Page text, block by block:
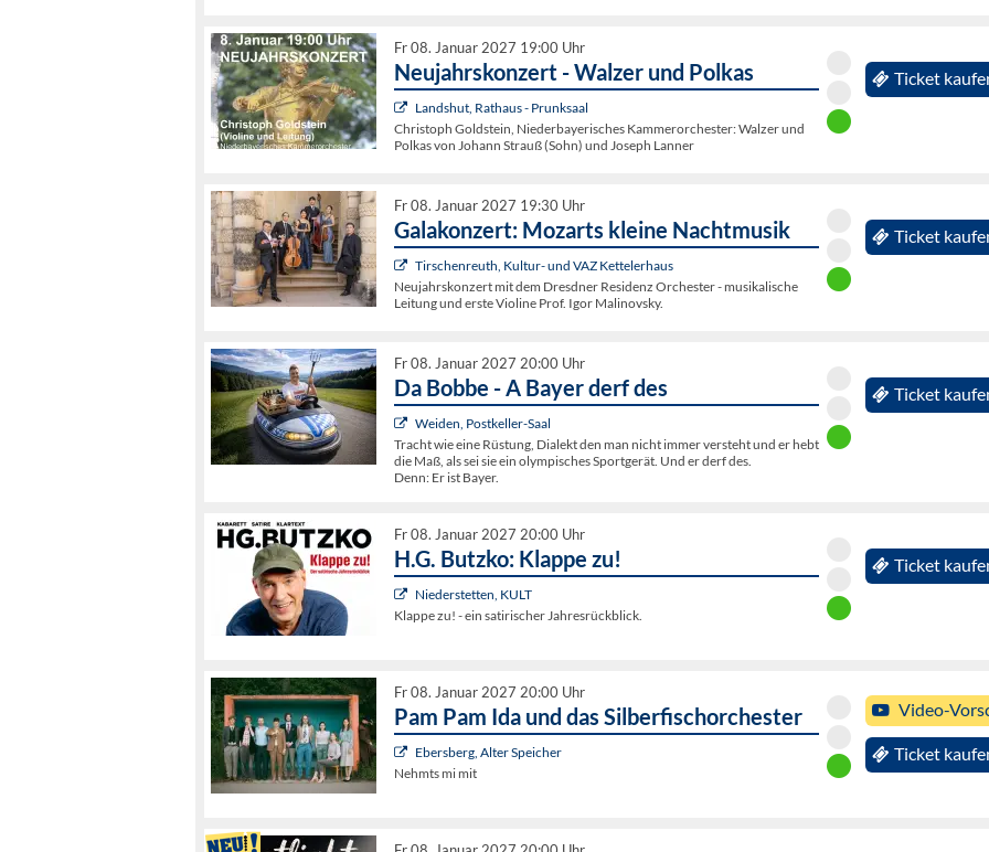
Fr 08. Januar 2027 19:00 Uhr
Neujahrskonzert - Walzer und Polkas
Landshut, Rathaus - Prunksaal
Christoph Goldstein, Niederbayerisches Kammerorchester: Walzer und
Polkas von Johann Strauß (Sohn) und Joseph Lanner
Ticket
Fr 08. Januar 2027 19:30 Uhr
Galakonzert: Mozarts kleine Nachtmusik
Tirschenreuth, Kultur- und VAZ Kettelerhaus
Neujahrskonzert mit dem Dresdner Residenz Orchester - musikalische
Leitung und erste Violine Prof. Igor Malinovsky.
Ticket
Fr 08. Januar 2027 20:00 Uhr
Da Bobbe - A Bayer derf des
Weiden, Postkeller-Saal
Tracht wie eine Rüstung, Dialekt den man nicht immer versteht und er hebt
die Maß, als sei sie ein olympisches Sportgerät. Und er derf des.
Denn: Er ist Bayer.
Ticket
Fr 08. Januar 2027 20:00 Uhr
H.G. Butzko: Klappe zu!
Niederstetten, KULT
Klappe zu! - ein satirischer Jahresrückblick.
Ticket
Fr 08. Januar 2027 20:00 Uhr
Pam Pam Ida und das Silberfischorchester
Ebersberg, Alter Speicher
Nehmts mi mit
Video-
Ticket